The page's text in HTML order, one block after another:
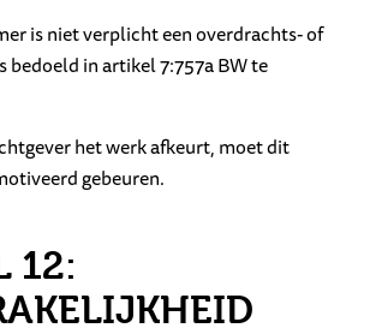
is niet verplicht een overdrachts- of
bedoeld in artikel 7:757a BW te
het werk afkeurt, moet dit
gebeuren.
12: